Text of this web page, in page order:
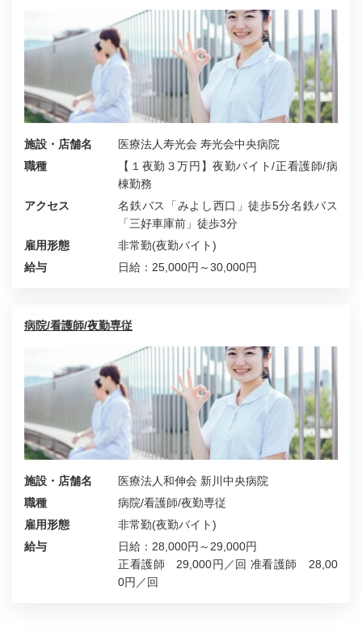
施設・店舗名
医療法人寿光会 寿光会中央病院
職種
【１夜勤３万円】夜勤バイト/正看護師/病
棟勤務
アクセス
名鉄バス「みよし西口」徒歩5分名鉄バス
「三好車庫前」徒歩3分
雇用形態
非常勤(夜勤バイト)
給与
日給：25,000円～30,000円
病院/看護師/夜勤専従
施設・店舗名
医療法人和伸会 新川中央病院
職種
病院/看護師/夜勤専従
雇用形態
非常勤(夜勤バイト)
給与
日給：28,000円～29,000円
正看護師 29,000円／回 准看護師 28,00
0円／回